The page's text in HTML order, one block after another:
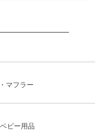
マフラー
ベビー用品